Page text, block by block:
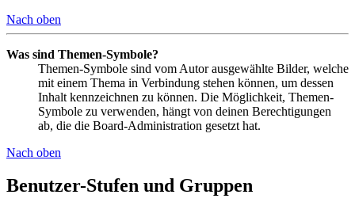
Nach oben
Was sind Themen-Symbole?
Themen-Symbole sind vom Autor ausgewählte Bilder, welche
mit einem Thema in Verbindung stehen können, um dessen
Inhalt kennzeichnen zu können. Die Möglichkeit, Themen-
Symbole zu verwenden, hängt von deinen Berechtigungen
ab, die die Board-Administration gesetzt hat.
Nach oben
Benutzer-Stufen und Gruppen